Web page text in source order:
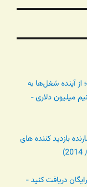
باشه؛ از آینده شغل‌ها به
میلیون دلاری -
شمارنده بازدید کننده های
دریافت کنید -